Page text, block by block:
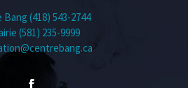
(418) 543-2744
(581) 235-9999